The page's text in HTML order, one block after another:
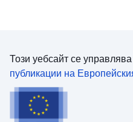
Този уебсайт се управлява
публикации на